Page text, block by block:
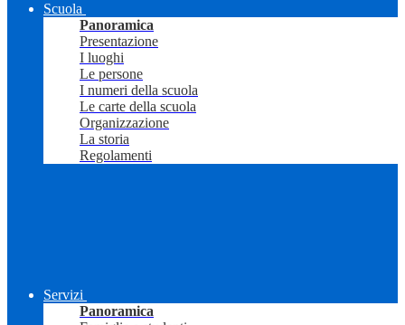
Scuola
Panoramica
Presentazione
I luoghi
Le persone
I numeri della scuola
Le carte della scuola
Organizzazione
La storia
Regolamenti
Servizi
Panoramica